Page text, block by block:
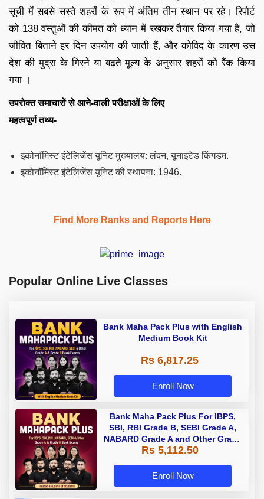
सूची में सबसे सस्ते शहरों के रूप में अंतिम तीन स्थान पर रहे। रिपोर्ट
को 138 वस्तुओं की कीमत को ध्यान में रखकर तैयार किया गया है, जो
जीवित बिताने हर दिन उपयोग की जाती हैं, और कोविद के कारण उस
देश की मुद्रा के गिरने या बढ़ते मूल्य के अनुसार शहरों को रैंक किया
गया ।
उपरोक्त समाचारों से आने-वाली परीक्षाओं के लिए
महत्वपूर्ण तथ्य-
इकोनॉमिस्ट इंटेलिजेंस यूनिटमुख्यालय: लंदन, यूनाइटेड किंगडम.
इकोनॉमिस्ट इंटेलिजेंस यूनिटकी स्थापना: 1946.
Find More Ranks and Reports Here
Popular Online Live Classes
Bank Maha Pack Plus with English
Medium Book Kit
Rs 6,817.25
Enroll Now
Bank Maha Pack Plus For IBPS,
SBI, RBI Grade B, SEBI Grade A,
NABARD Grade A and Other Grade
A & Grade B Bank Exams
Rs 5,112.50
Enroll Now